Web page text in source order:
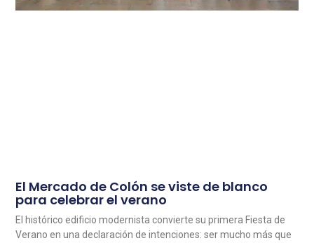
El Mercado de Colón se viste de blanco
para celebrar el verano
El histórico edificio modernista convierte su primera Fiesta de
Verano en una declaración de intenciones: ser mucho más que